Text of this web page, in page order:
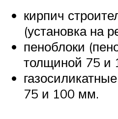
кирпич
(установка на
пеноблоки
толщиной 75 и
75 и 100 мм.